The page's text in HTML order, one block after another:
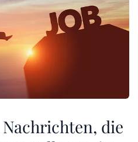
die